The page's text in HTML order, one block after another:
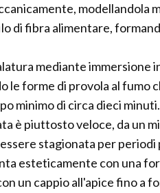
modellandola
di fibra alimentare,
mediante immersione
le forme di provola al fumo
minimo di circa dieci minuti.
è piuttosto veloce, da un
stagionata per periodi
esteticamente con una
un cappio all'apice fino a